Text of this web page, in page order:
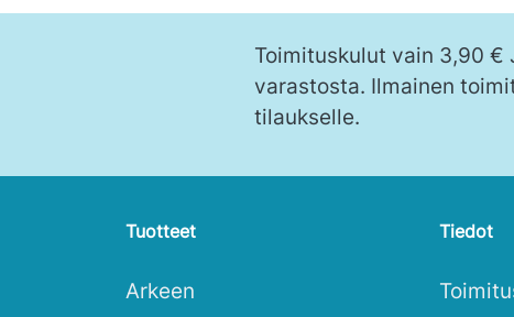
Toimituskulut vain 3,90 €
varastosta. Ilmainen
tilaukselle.
Tuotteet
Arkeen
Tiedot